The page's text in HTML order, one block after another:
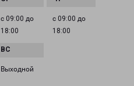
с 09:00 до
18:00
с 09:00 до
18:00
Выходной